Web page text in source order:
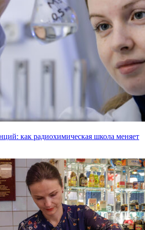
как радиохимическая школа меняет